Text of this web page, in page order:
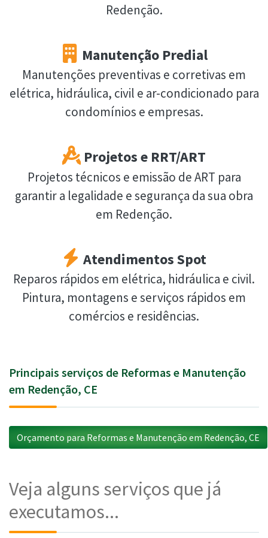
Redenção.
Manutenção Predial
Manutenções preventivas e corretivas em
elétrica, hidráulica, civil e ar-condicionado para
condomínios e empresas.
Projetos e RRT/ART
Projetos técnicos e emissão de ART para
garantir a legalidade e segurança da sua obra
em Redenção.
Atendimentos Spot
Reparos rápidos em elétrica, hidráulica e civil.
Pintura, montagens e serviços rápidos em
comércios e residências.
Principais serviços de Reformas e Manutenção
em Redenção, CE
Orçamento para Reformas e Manutenção em Redenção, CE
Veja alguns serviços que já
executamos...